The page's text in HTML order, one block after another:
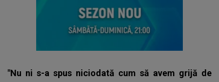
"Nu ni s-a spus niciodată cum să avem grijă de